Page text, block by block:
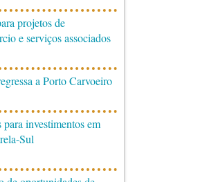
projetos de
e serviços associados
a Porto Carvoeiro
investimentos em
Sul